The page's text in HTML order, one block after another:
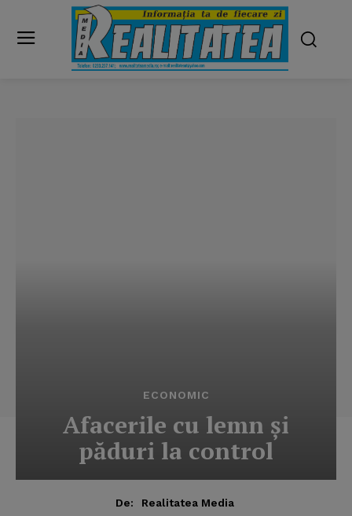
ECONOMIC
Afacerile cu lemn şi
păduri la control
De:
Realitatea Media